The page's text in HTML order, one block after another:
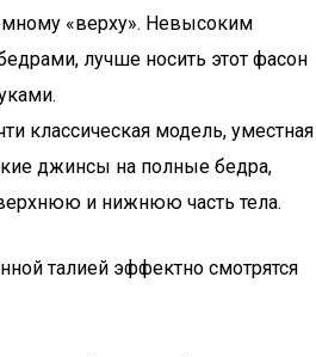
«верху». Невысоким
лучше носить этот фасон
классическая модель, уместная
джинсы на полные бедра,
и нижнюю часть тела.
талией эффектно смотрятся